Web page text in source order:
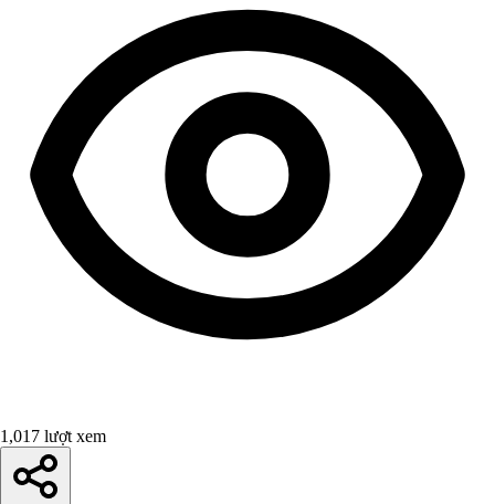
1,017 lượt xem